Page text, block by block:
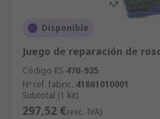
Disponible
Juego de reparación de
Código RS 470-935
Nº ref. fabric. 41861010001
Subtotal (1 kit)
297,52 €(exc. IVA)